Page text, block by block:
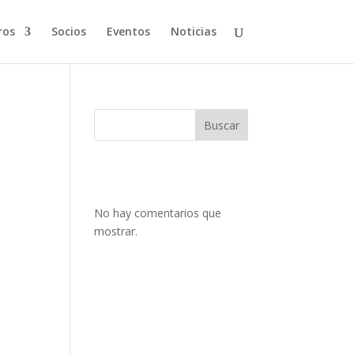
Socios Eventos Noticias
Buscar
No hay comentarios que
mostrar.